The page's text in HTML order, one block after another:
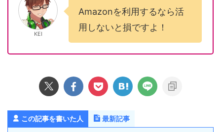
KEI
Amazonを利用するなら活
用しないと損ですよ！
この記事を書いた人 最新記事